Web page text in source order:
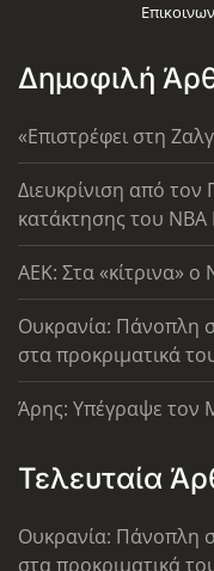
Δημοφιλή
«Επιστρέφει στη
Διευκρίνιση από τον
κατάκτησης του ΝΒΑ
AEK: Στα «κίτρινα» ο
Ουκρανία: Πάνοπλη
στα προκριματικά
Άρης: Υπέγραψε τον
Τελευταία
Ουκρανία: Πάνοπλη
στα προκριματικά